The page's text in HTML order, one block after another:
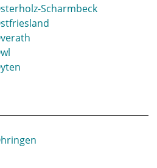
Scharmbeck